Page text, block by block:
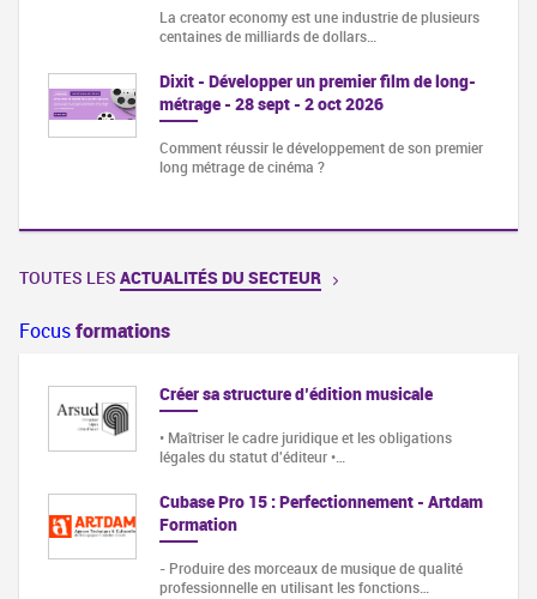
La creator economy est une industrie de plusieurs
centaines de milliards de dollars…
Dixit - Développer un premier film de long-
métrage - 28 sept - 2 oct 2026
Comment réussir le développement de son premier
long métrage de cinéma ?
TOUTES LES ACTUALITÉS DU SECTEUR
Focusformations
Créer sa structure d’édition musicale
• Maîtriser le cadre juridique et les obligations
légales du statut d'éditeur •…
Cubase Pro 15 : Perfectionnement - Artdam
Formation
- Produire des morceaux de musique de qualité
professionnelle en utilisant les fonctions…